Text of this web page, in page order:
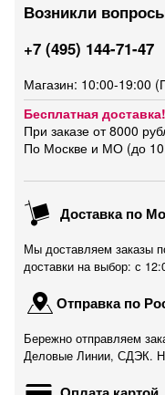
Возникли
+7 (495) 144-71-47
Магазин: 10:00-19:00
Бесплатная доставка!
При заказе от 8000
По Москве и МО (до
Доставка по
Мы доставляем заказы
доставки на выбор: с
Отправка по
Бережно отправляем
Деловые Линии, СДЭК.